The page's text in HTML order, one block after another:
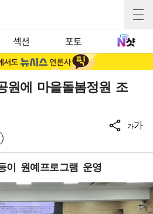
섹션 포토
원에 마을돌봄정원 조
가가
이 원예프로그램 운영